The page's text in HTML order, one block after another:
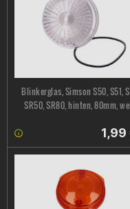
Blinkerglas, Simson S50, S51,
SR50, SR80, hinten, 80mm,
1,99